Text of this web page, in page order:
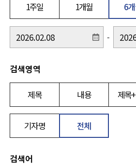
1주일 1개월 6
-
검색영역
제목 내용 제목
기자명 전체
검색어